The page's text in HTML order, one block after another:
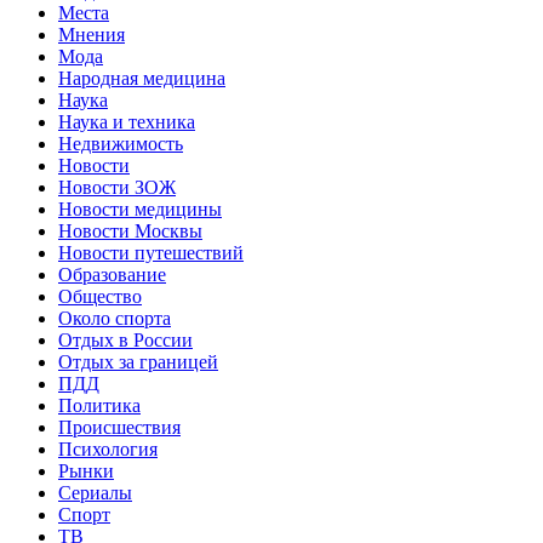
Места
Мнения
Мода
Народная медицина
Наука
Наука и техника
Недвижимость
Новости
Новости ЗОЖ
Новости медицины
Новости Москвы
Новости путешествий
Образование
Общество
Около спорта
Отдых в России
Отдых за границей
ПДД
Политика
Происшествия
Психология
Рынки
Сериалы
Спорт
ТВ